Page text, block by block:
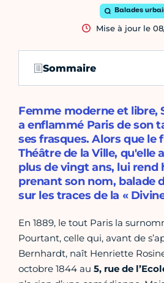
Balades
Mise à jour le
Sommaire
Femme moderne et libre,
a enflammé Paris de son
ses frasques. Alors que le
Théâtre de la Ville, qu'elle
plus de vingt ans, lui rend
prenant son nom, balade
sur les traces de la «
En 1889, le tout Paris la
Pourtant, celle qui, avant de
Bernhardt, naît Henriette
octobre 1844 au 5, rue de